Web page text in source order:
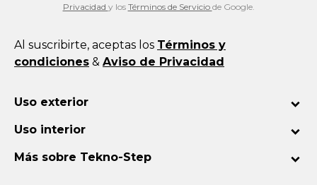
Privacidad y los Términos de Servicio de Google.
Al suscribirte, aceptas los Términos y
condiciones & Aviso de Privacidad
Uso exterior
Uso interior
Más sobre Tekno-Step